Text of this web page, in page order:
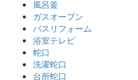
風呂釜
ガスオーブン
バスリフォーム
浴室テレビ
蛇口
洗濯蛇口
台所蛇口